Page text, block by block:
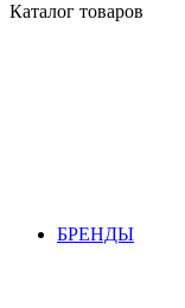
Каталог товаров
БРЕНДЫ